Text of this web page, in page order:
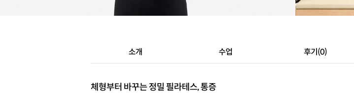
소개 수업 후기(0)
체형부터 바꾸는 정밀 필라테스, 통증